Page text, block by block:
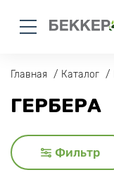
Главная Каталог
ГЕРБЕРА
Фильтр